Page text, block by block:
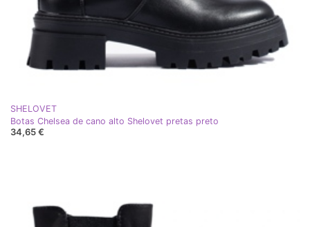
SHELOVET
Botas Chelsea de cano alto Shelovet pretas preto
34,65 €